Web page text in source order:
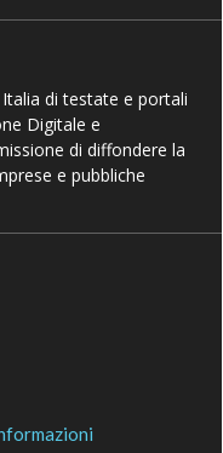
di testate e portali
Digitale e
di diffondere la
e pubbliche